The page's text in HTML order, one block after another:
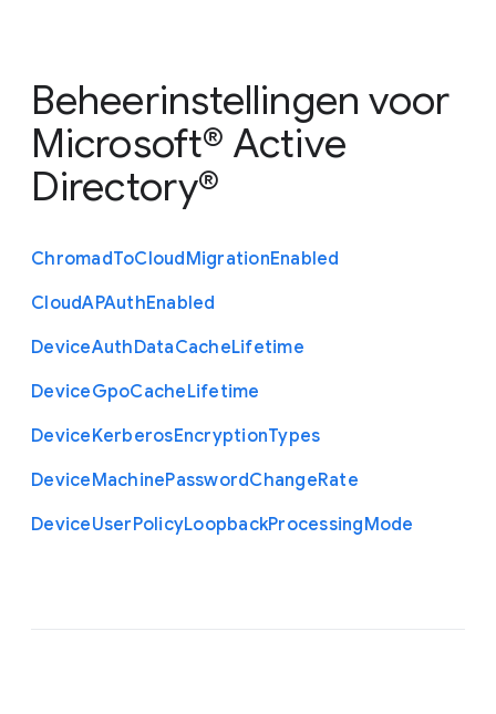
Beheerinstellingen voor
Microsoft® Active
Directory®
ChromadToCloudMigrationEnabled
CloudAPAuthEnabled
DeviceAuthDataCacheLifetime
DeviceGpoCacheLifetime
DeviceKerberosEncryptionTypes
DeviceMachinePasswordChangeRate
DeviceUserPolicyLoopbackProcessingMode